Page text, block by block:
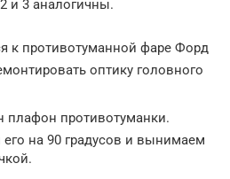
и 3 аналогичны.
к противотуманной фаре Форд
оптику головного
плафон противотуманки.
на 90 градусов и вынимаем